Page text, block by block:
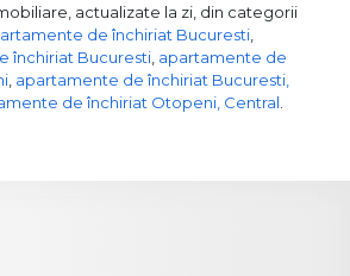
actualizate la zi, din categorii
de închiriat Bucuresti,
închiriat Bucuresti, apartamente de
, apartamente de închiriat Bucuresti,
de închiriat Otopeni, Central